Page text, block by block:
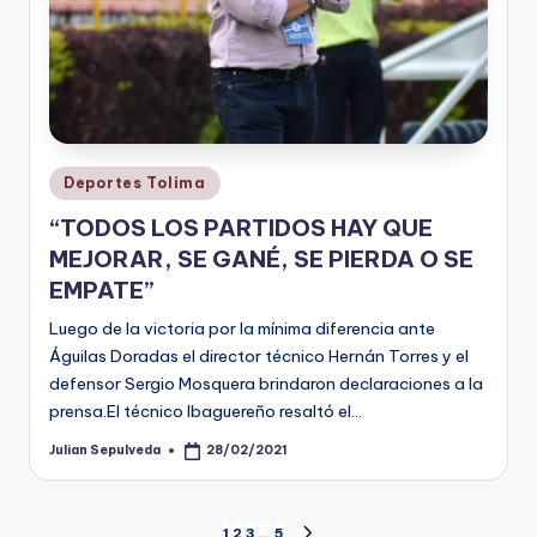
Publicado
en
Deportes Tolima
“TODOS LOS PARTIDOS HAY QUE
MEJORAR, SE GANÉ, SE PIERDA O SE
EMPATE”
Luego de la victoria por la mínima diferencia ante
Águilas Doradas el director técnico Hernán Torres y el
defensor Sergio Mosquera brindaron declaraciones a la
prensa.El técnico Ibaguereño resaltó el…
Publicado
Julian Sepulveda 28/02/2021
1 2 3 … 5